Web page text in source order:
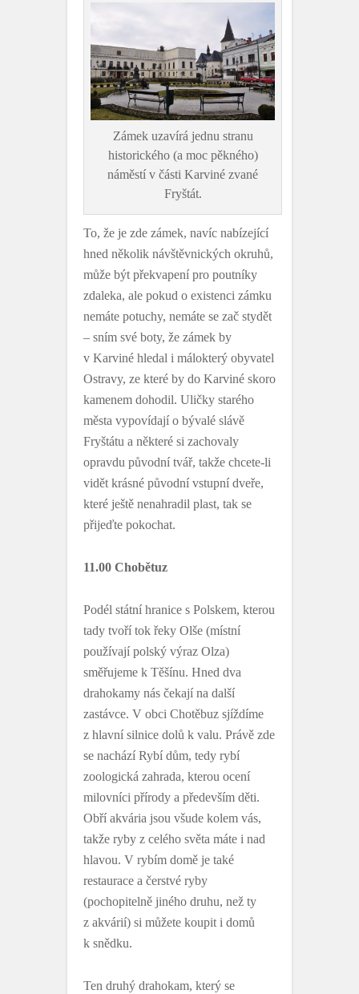
Zámek uzavírá jednu stranu
historického (a moc pěkného)
náměstí v části Karviné zvané
Fryštát.
To, že je zde zámek, navíc nabízející
hned několik návštěvnických okruhů,
může být překvapení pro poutníky
zdaleka, ale pokud o existenci zámku
nemáte potuchy, nemáte se zač stydět
– sním své boty, že zámek by
v Karviné hledal i málokterý obyvatel
Ostravy, ze které by do Karviné skoro
kamenem dohodil. Uličky starého
města vypovídají o bývalé slávě
Fryštátu a některé si zachovaly
opravdu původní tvář, takže chcete-li
vidět krásné původní vstupní dveře,
které ještě nenahradil plast, tak se
přijeďte pokochat.
11.00 Chobětuz
Podél státní hranice s Polskem, kterou
tady tvoří tok řeky Olše (místní
používají polský výraz Olza)
směřujeme k Těšínu. Hned dva
drahokamy nás čekají na další
zastávce. V obci Chotěbuz sjíždíme
z hlavní silnice dolů k valu. Právě zde
se nachází Rybí dům, tedy rybí
zoologická zahrada, kterou ocení
milovníci přírody a především děti.
Obří akvária jsou všude kolem vás,
takže ryby z celého světa máte i nad
hlavou. V rybím domě je také
restaurace a čerstvé ryby
(pochopitelně jiného druhu, než ty
z akvárií) si můžete koupit i domů
k snědku.
Ten druhý drahokam, který se